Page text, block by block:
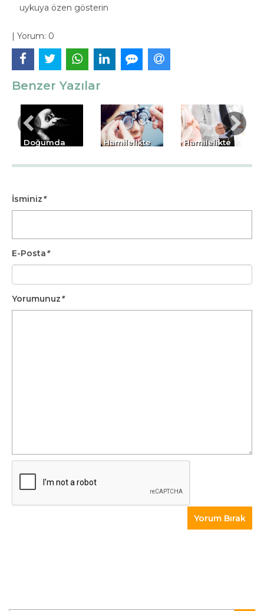
uykuya özen gösterin
Yorum: 0
Benzer Yazılar
Doğumda
İstedikleriniz
Hamilelikte
Hamilelikte
İsminiz*
E-Posta*
Yorumunuz*